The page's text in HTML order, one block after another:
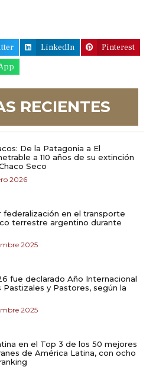
LinkedIn
Pinterest
RECIENTES
De la Patagonia a El
a 110 años de su extinción
Seco
2026
federalización en el transporte
terrestre argentino durante
2025
fue declarado Año Internacional
Pastizales y Pastores, según la
2025
en el Top 3 de los 50 mejores
de América Latina, con ocho